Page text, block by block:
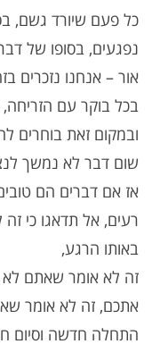
כל פעם שיורד גשם,
נפגעים, בסופו של
אור – אנחנו נזכרים
בכל בוקר עם הזריחה,
ובמקום זאת בוחרים
שום דבר לא נמשך
אז אם דברים הם
רעים, אל תדאגו כי
באותו הרגע,
זה לא אומר שאתם לא
אתכם, זה לא אומר
התחלה חדשה וסיום